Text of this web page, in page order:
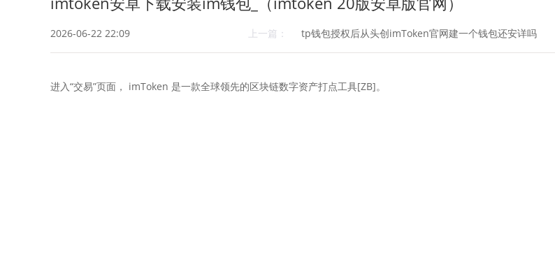
2026-06-22 22:09 上一篇： tp钱包授权后从头创imToken官网建一个钱包还安详吗
进入“交易”页面， imToken 是一款全球领先的区块链数字资产打点工具[ZB]。